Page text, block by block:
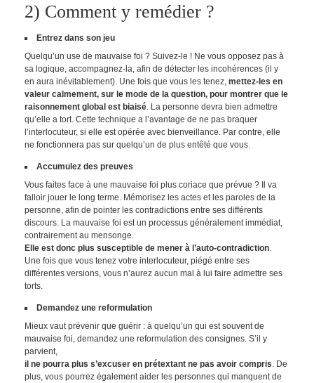
2) Comment y remédier ?
Entrez dans son jeu
Quelqu’un use de mauvaise foi ? Suivez-le ! Ne vous opposez pas à
sa logique, accompagnez-la, afin de détecter les incohérences (il y
en aura inévitablement). Une fois que vous les tenez, mettez-les en
valeur calmement, sur le mode de la question, pour montrer que le
raisonnement global est biaisé. La personne devra bien admettre
qu’elle a tort. Cette technique a l’avantage de ne pas braquer
l’interlocuteur, si elle est opérée avec bienveillance. Par contre, elle
ne fonctionnera pas sur quelqu’un de plus entêté que vous.
Accumulez des preuves
Vous faites face à une mauvaise foi plus coriace que prévue ? Il va
falloir jouer le long terme. Mémorisez les actes et les paroles de la
personne, afin de pointer les contradictions entre ses différents
discours. La mauvaise foi est un processus généralement immédiat,
contrairement au mensonge.
Elle est donc plus susceptible de mener à l’auto-contradiction.
Une fois que vous tenez votre interlocuteur, piégé entre ses
différentes versions, vous n’aurez aucun mal à lui faire admettre ses
torts.
Demandez une reformulation
Mieux vaut prévenir que guérir : à quelqu’un qui est souvent de
mauvaise foi, demandez une reformulation des consignes. S’il y
parvient,
il ne pourra plus s’excuser en prétextant ne pas avoir compris . De
plus, vous pourrez également aider les personnes qui manquent de